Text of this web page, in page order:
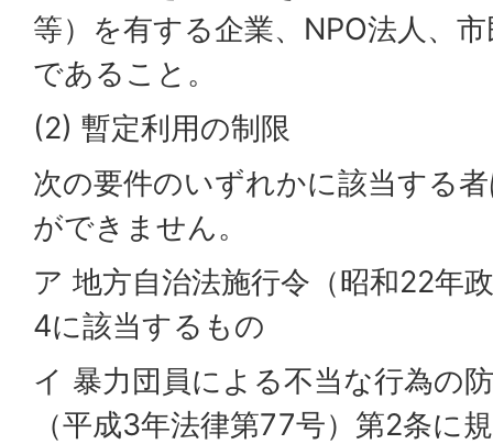
等）を有する企業、NPO法人、
であること。
(2) 暫定利用の制限
次の要件のいずれかに該当する
ができません。
ア 地方自治法施行令（昭和22年
4に該当するもの
イ 暴力団員による不当な行為の
（平成3年法律第77号）第2条に